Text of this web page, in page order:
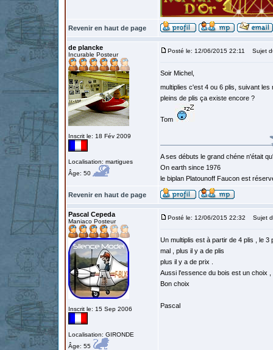
Revenir en haut de page
de plancke
Incurable Posteur
Inscrit le: 18 Fév 2009
Localisation: martigues
Âge: 50
Posté le: 12/06/2015 22:11 Sujet
Soir Michel,
multiplies c'est 4 ou 6 plis, suivant
pleins de plis ça existe encore ?
Tom
A ses débuts le grand chéne n'était
On earth since 1976
le biplan Platounoff Faucon est
Revenir en haut de page
Pascal Cepeda
Maniaco Posteur
Inscrit le: 15 Sep 2006
Localisation: GIRONDE
Âge: 55
Posté le: 12/06/2015 22:32 Sujet
Un multiplis est à partir de 4 plis , le
mal , plus il y a de plis
plus il y a de prix .
Aussi l'essence du bois est un choix
Bon choix
Pascal